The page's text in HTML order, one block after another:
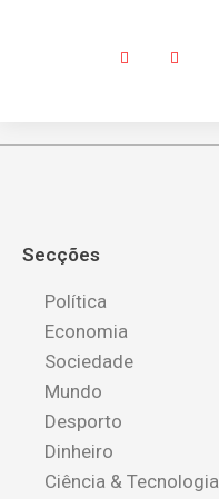
Secções
Política
Economia
Sociedade
Mundo
Desporto
Dinheiro
Ciência & Tecnologia